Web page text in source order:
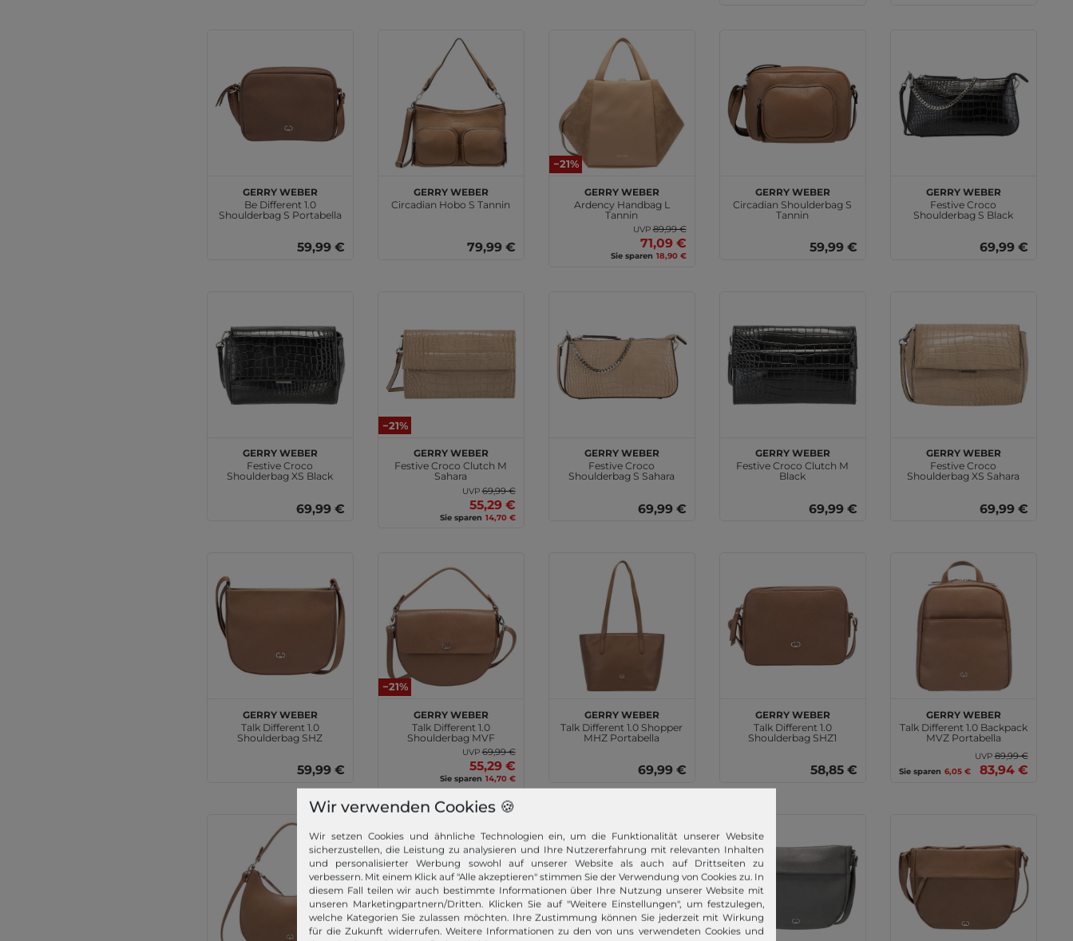
GERRY WEBER
Be Different 1.0
Shoulderbag S Portabella
59,99 €
GERRY WEBER
Circadian Hobo S Tannin
79,99 €
−21%
GERRY WEBER
Ardency Handbag L
Tannin
UVP89,99 €
71,09 €
Sie sparen 18,90 €
GERRY WEBER
Circadian Shoulderbag S
Tannin
59,99 €
GERRY WEBER
Festive Croco
Shoulderbag S Black
69,99 €
GERRY WEBER
Festive Croco
Shoulderbag XS Black
69,99 €
−21%
GERRY WEBER
Festive Croco Clutch M
Sahara
UVP69,99 €
55,29 €
Sie sparen 14,70 €
GERRY WEBER
Festive Croco
Shoulderbag S Sahara
69,99 €
GERRY WEBER
Festive Croco Clutch M
Black
69,99 €
GERRY WEBER
Festive Croco
Shoulderbag XS Sahara
69,99 €
GERRY WEBER
Talk Different 1.0
Shoulderbag SHZ
Portabella
59,99 €
−21%
GERRY WEBER
Talk Different 1.0
Shoulderbag MVF
Portabella
UVP69,99 €
55,29 €
Sie sparen 14,70 €
GERRY WEBER
Talk Different 1.0 Shopper
MHZ Portabella
69,99 €
GERRY WEBER
Talk Different 1.0
Shoulderbag SHZ1
Portabella
58,85 €
GERRY WEBER
Talk Different 1.0 Backpack
MVZ Portabella
UVP89,99 €
83,94 €
Sie sparen 6,05 €
Wir verwenden Cookies 🍪
Wir setzen Cookies und ähnliche Technologien ein, um die Funktionalität unserer Website
sicherzustellen, die Leistung zu analysieren und Ihre Nutzererfahrung mit relevanten Inhalten
und personalisierter Werbung sowohl auf unserer Website als auch auf Drittseiten zu
verbessern. Mit einem Klick auf "Alle akzeptieren" stimmen Sie der Verwendung von Cookies zu. In
diesem Fall teilen wir auch bestimmte Informationen über Ihre Nutzung unserer Website mit
unseren Marketingpartnern/Dritten. Klicken Sie auf "Weitere Einstellungen", um festzulegen,
welche Kategorien Sie zulassen möchten. Ihre Zustimmung können Sie jederzeit mit Wirkung
für die Zukunft widerrufen. Weitere Informationen zu den von uns verwendeten Cookies und